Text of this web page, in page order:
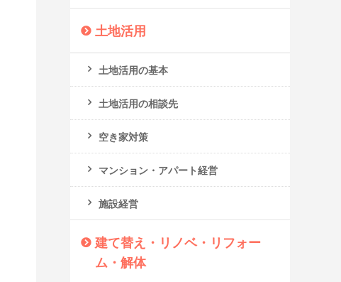
土地活用
土地活用の基本
土地活用の相談先
空き家対策
マンション・アパート経営
施設経営
建て替え・リノベ・リフォー
ム・解体